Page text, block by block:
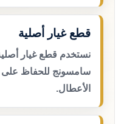
قطع غيار أصلية
نستخدم قطع غيار
سامسونج للحفاظ على
الأعطال.